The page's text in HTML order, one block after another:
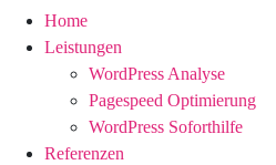
Home
Leistungen
WordPress Analyse
Pagespeed Optimierung
WordPress Soforthilfe
Referenzen